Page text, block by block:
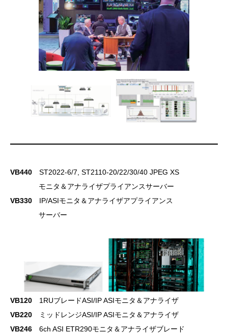
VB440 ST2022-6/7, ST2110-20/22/30/40 JPEG XS
モニタ＆アナライザプライアンスサーバー
VB330 IP/ASIモニタ＆アナライザアプライアンス
サーバー
VB120 1RUブレードASI/IP ASIモニタ＆アナライザ
VB220 ミッドレンジASI/IP ASIモニタ＆アナライザ
VB246 6ch ASI ETR290モニタ＆アナライザブレード